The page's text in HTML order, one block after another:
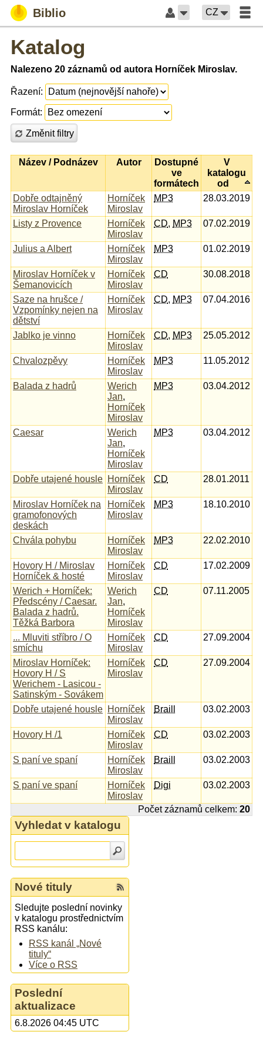
Biblio CZ
Katalog
Nalezeno 20 záznamů od autora Horníček Miroslav.
Řazení:
Formát:
Změnit filtry
Název / Podnázev Autor
Dostupné
ve
formátech
V
katalogu
od
Dobře odtajněný
Miroslav Horníček
Horníček
Miroslav
MP3 28.03.2019
Listy z Provence
Horníček
Miroslav
CD, MP3 07.02.2019
Julius a Albert
Horníček
Miroslav
MP3 01.02.2019
Miroslav Horníček v
Šemanovicích
Horníček
Miroslav
CD 30.08.2018
Saze na hrušce /
Vzpomínky nejen na
dětství
Horníček
Miroslav
CD, MP3 07.04.2016
Jablko je vinno
Horníček
Miroslav
CD, MP3 25.05.2012
Chvalozpěvy
Horníček
Miroslav
MP3 11.05.2012
Balada z hadrů
Werich
Jan,
Horníček
Miroslav
MP3 03.04.2012
Caesar
Werich
Jan,
Horníček
Miroslav
MP3 03.04.2012
Dobře utajené housle Horníček
Miroslav
CD 28.01.2011
Miroslav Horníček na
gramofonových
deskách
Horníček
Miroslav
MP3 18.10.2010
Chvála pohybu
Horníček
Miroslav
MP3 22.02.2010
Hovory H / Miroslav
Horníček & hosté
Horníček
Miroslav
CD 17.02.2009
Werich + Horníček:
Předscény / Caesar.
Balada z hadrů.
Těžká Barbora
Werich
Jan,
Horníček
Miroslav
CD 07.11.2005
... Mluviti stříbro / O
smíchu
Horníček
Miroslav
CD 27.09.2004
Miroslav Horníček:
Hovory H / S
Werichem - Lasicou -
Satinským - Sovákem
Horníček
Miroslav
CD 27.09.2004
Dobře utajené housle Horníček
Miroslav
Braill 03.02.2003
Hovory H /1
Horníček
Miroslav
CD 03.02.2003
S paní ve spaní
Horníček
Miroslav
Braill 03.02.2003
S paní ve spaní
Horníček
Miroslav
Digi 03.02.2003
Počet záznamů celkem: 20
Vyhledat v katalogu
Nové tituly
Sledujte poslední novinky
v katalogu prostřednictvím
RSS kanálu:
RSS kanál „Nové
tituly“
Více o RSS
Poslední
aktualizace
6.8.2026 04:45 UTC